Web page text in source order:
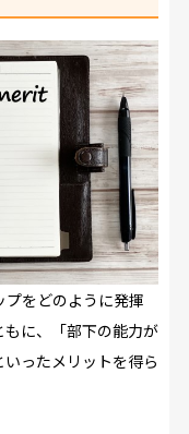
をどのように発揮
に、「部下の能力が
ったメリットを得ら